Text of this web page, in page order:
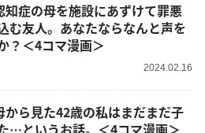
知症の母を施設にあずけて罪悪
む友人。あなたならなんと声を
？＜4コマ漫画＞
2024.02.16
から見た42歳の私はまだまだ子